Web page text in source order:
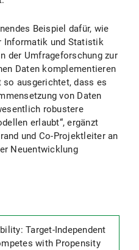
Beispiel dafür, wie
Informatik und Statistik
der Umfrageforschung zur
Daten komplementieren
so ausgerichtet, dass es
von Daten
robustere
erlaubt“, ergänzt
und Co-Projektleiter an
Neuentwicklung
Target-Independent
with Propensity